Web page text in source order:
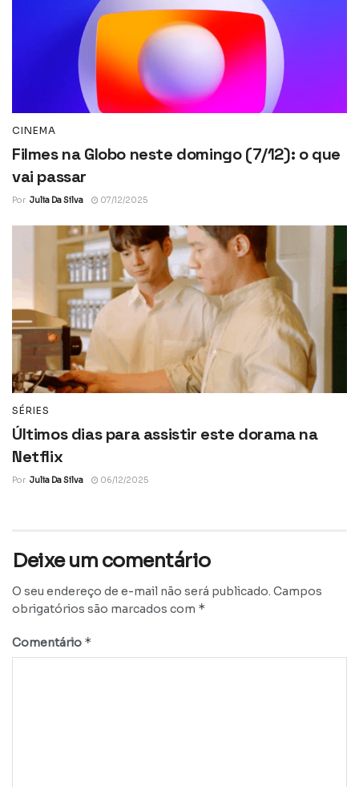
CINEMA
Filmes na Globo neste domingo (7/12): o que
vai passar
Por Julia Da Silva 07/12/2025
SÉRIES
Últimos dias para assistir este dorama na
Netflix
Por Julia Da Silva 06/12/2025
Deixe um comentário
O seu endereço de e-mail não será publicado. Campos
obrigatórios são marcados com *
Comentário *